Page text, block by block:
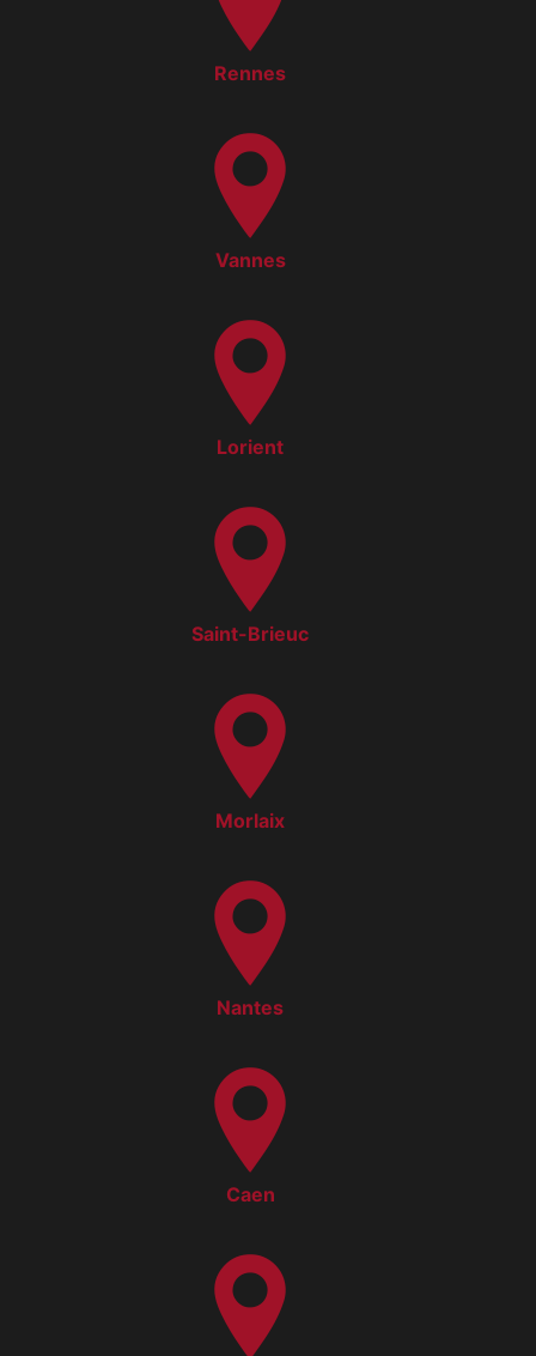
Rennes
Vannes
Lorient
Saint-Brieuc
Morlaix
Nantes
Caen